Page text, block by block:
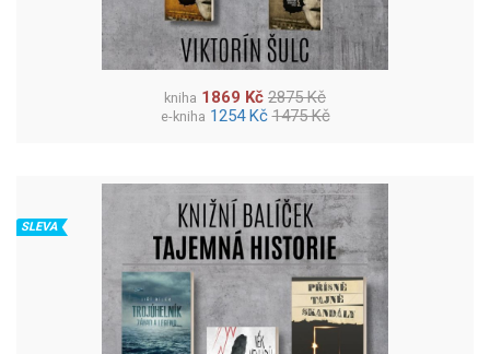
kniha 1869 Kč 2875 Kč
e-kniha 1254 Kč 1475 Kč
SLEVA